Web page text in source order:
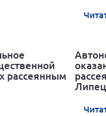
рассеянным